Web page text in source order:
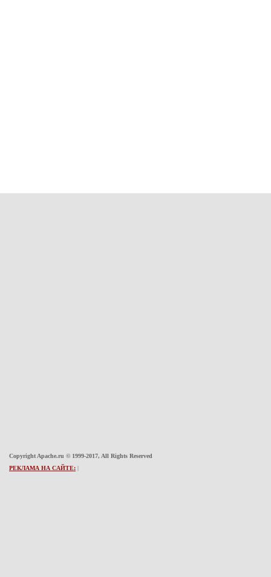
Copyright Apache.ru © 1999-2017, All Rights Reserved
РЕКЛАМА НА САЙТЕ: |